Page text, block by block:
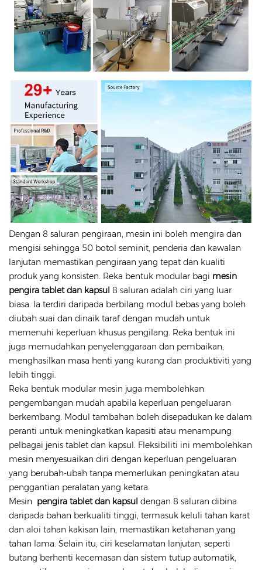
Dengan 8 saluran pengiraan, mesin ini boleh mengira dan
mengisi sehingga 50 botol seminit, penderia dan kawalan
lanjutan memastikan pengiraan yang tepat dan kualiti
produk yang konsisten. Reka bentuk modular bagi mesin
pengira tablet dan kapsul 8 saluran adalah ciri yang luar
biasa. Ia terdiri daripada berbilang modul bebas yang boleh
diubah suai dan dinaik taraf dengan mudah untuk
memenuhi keperluan khusus pengilang. Reka bentuk ini
juga memudahkan penyelenggaraan dan pembaikan,
menghasilkan masa henti yang kurang dan produktiviti yang
lebih tinggi.
Reka bentuk modular mesin juga membolehkan
pengembangan mudah apabila keperluan pengeluaran
berkembang. Modul tambahan boleh disepadukan ke dalam
peranti untuk meningkatkan kapasiti atau menampung
pelbagai jenis tablet dan kapsul. Fleksibiliti ini membolehkan
mesin menyesuaikan diri dengan keperluan pengeluaran
yang berubah-ubah tanpa memerlukan peningkatan atau
penggantian peralatan yang ketara.
Mesin pengira tablet dan kapsul dengan 8 saluran dibina
daripada bahan berkualiti tinggi, termasuk keluli tahan karat
dan aloi tahan kakisan lain, memastikan ketahanan yang
tahan lama. Selain itu, ciri keselamatan lanjutan, seperti
butang berhenti kecemasan dan sistem tutup automatik,